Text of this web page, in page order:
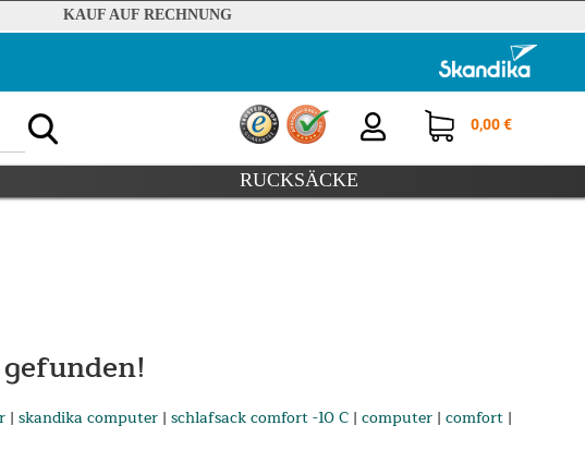
KAUF AUF RECHNUNG
0,00 €
RUCKSÄCKE
| skandika computer| schlafsack comfort -10 C| computer| comfort|